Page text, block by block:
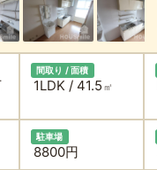
間取り / 面積
1LDK / 41.5 ㎡
駐車場
8800円